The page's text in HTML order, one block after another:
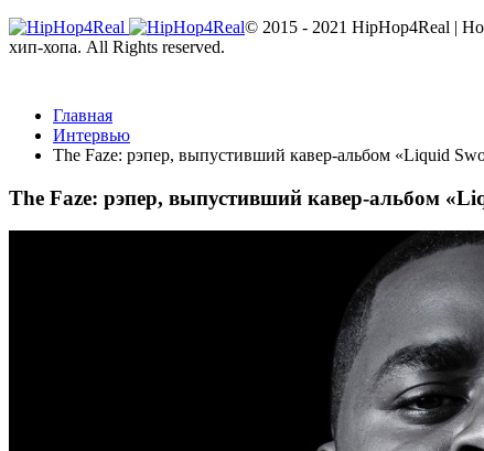
Главная
Интервью
The Faze: рэпер, выпустивший кавер-альбом «Liquid
The Faze: рэпер, выпустивший кавер-альбом
© 2015 - 2021 HipHop4Real |
хип-хопа. All Rights reserved.